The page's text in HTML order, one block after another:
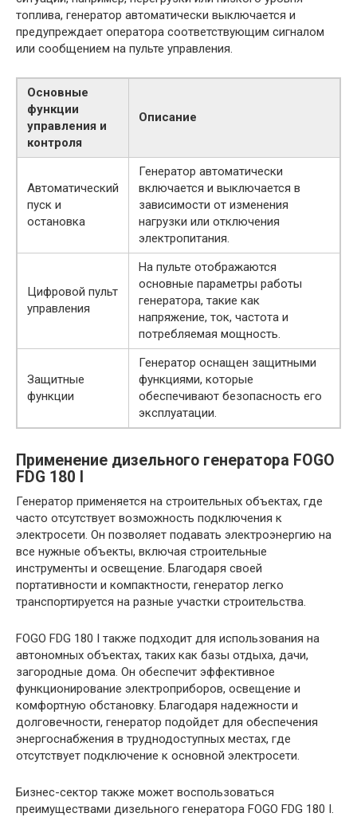
топлива, генератор автоматически выключается и
предупреждает оператора соответствующим сигналом
или сообщением на пульте управления.
Основные
функции
управления и
контроля
Описание
Автоматический
пуск и
остановка
Генератор автоматически
включается и выключается в
зависимости от изменения
нагрузки или отключения
электропитания.
Цифровой пульт
управления
На пульте отображаются
основные параметры работы
генератора, такие как
напряжение, ток, частота и
потребляемая мощность.
Защитные
функции
Генератор оснащен защитными
функциями, которые
обеспечивают безопасность его
эксплуатации.
Применение дизельного генератора FOGO
FDG 180 I
Генератор применяется на строительных объектах, где
часто отсутствует возможность подключения к
электросети. Он позволяет подавать электроэнергию на
все нужные объекты, включая строительные
инструменты и освещение. Благодаря своей
портативности и компактности, генератор легко
транспортируется на разные участки строительства.
FOGO FDG 180 I также подходит для использования на
автономных объектах, таких как базы отдыха, дачи,
загородные дома. Он обеспечит эффективное
функционирование электроприборов, освещение и
комфортную обстановку. Благодаря надежности и
долговечности, генератор подойдет для обеспечения
энергоснабжения в труднодоступных местах, где
отсутствует подключение к основной электросети.
Бизнес-сектор также может воспользоваться
преимуществами дизельного генератора FOGO FDG 180 I.